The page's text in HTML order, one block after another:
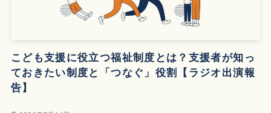
こども支援に役立つ福祉制度とは？支援者が知っ
ておきたい制度と「つなぐ」役割【ラジオ出演報
告】